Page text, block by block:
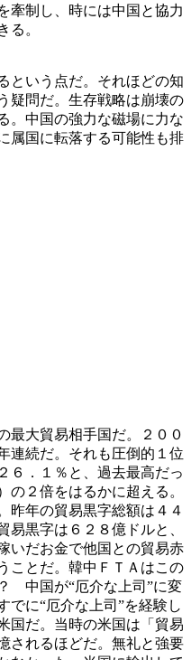
牽制し、時には中国と協力
る。
という点だ。それほどの知
疑問だ。生存戦略は崩壊の
。中国の強力な磁場に力な
属国に転落する可能性も排
最大貿易相手国だ。２００
連続だ。それも圧倒的１位
６．１％と、過去最高だっ
の２倍をはるかに超える。
昨年の貿易黒字総額は４４
易黒字は６２８億ドルと、
いだお金で他国との貿易赤
ことだ。韓中ＦＴＡはこの
中国が“厄介な上司”に変
でに“厄介な上司”を経験し
国だ。当時の米国は「貿易
されるほどだ。無礼と強要